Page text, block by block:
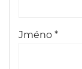
Jméno *